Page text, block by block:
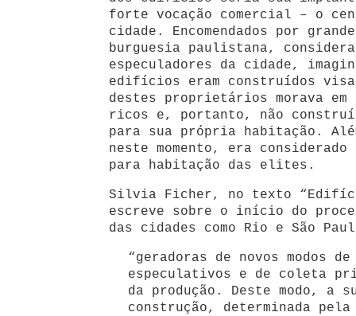
forte vocação comercial – o
cidade. Encomendados por
burguesia paulistana,
especuladores da cidade,
edifícios eram construídos
destes proprietários morava
ricos e, portanto, não
para sua própria habitação.
neste momento, era
para habitação das elites.
Silvia Ficher, no texto
escreve sobre o início do
das cidades como Rio e São
“geradoras de novos modos
especulativos e de coleta
da produção. Deste modo, a
construção, determinada